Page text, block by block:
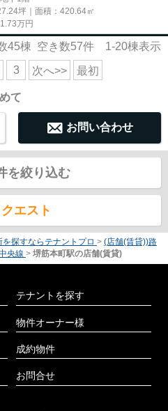
坪｜面積：420.64㎡
1.73万円
45棟 空き数57件 1-20棟表示
3 次へ>> 最初
て
お問い合わせ
を絞り込む
エスト
を探すならテナントプロ > (店舗(賃貸))路
央線 > 堺筋本町駅の店舗(賃貸)
テナントを探す
物件オーナー様
成約物件
お問合せ